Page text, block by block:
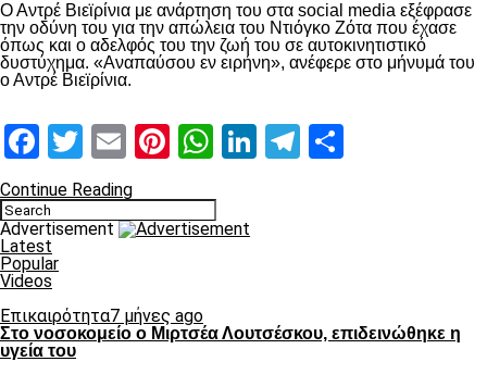
Ο Αντρέ Βιεϊρίνια με ανάρτηση του στα social media εξέφρασε
την οδύνη του για την απώλεια του Ντιόγκο Ζότα που έχασε
όπως και ο αδελφός του την ζωή του σε αυτοκινητιστικό
δυστύχημα. «Αναπαύσου εν ειρήνη», ανέφερε στο μήνυμά του
ο Αντρέ Βιεϊρίνια.
Facebook
Twitter
EmailPinterest
WhatsApp
LinkedIn
Telegram
Continue Reading
Advertisement
Latest
Popular
Videos
Επικαιρότητα7 μήνες ago
Στο νοσοκομείο ο Μιρτσέα Λουτσέσκου, επιδεινώθηκε η
υγεία του